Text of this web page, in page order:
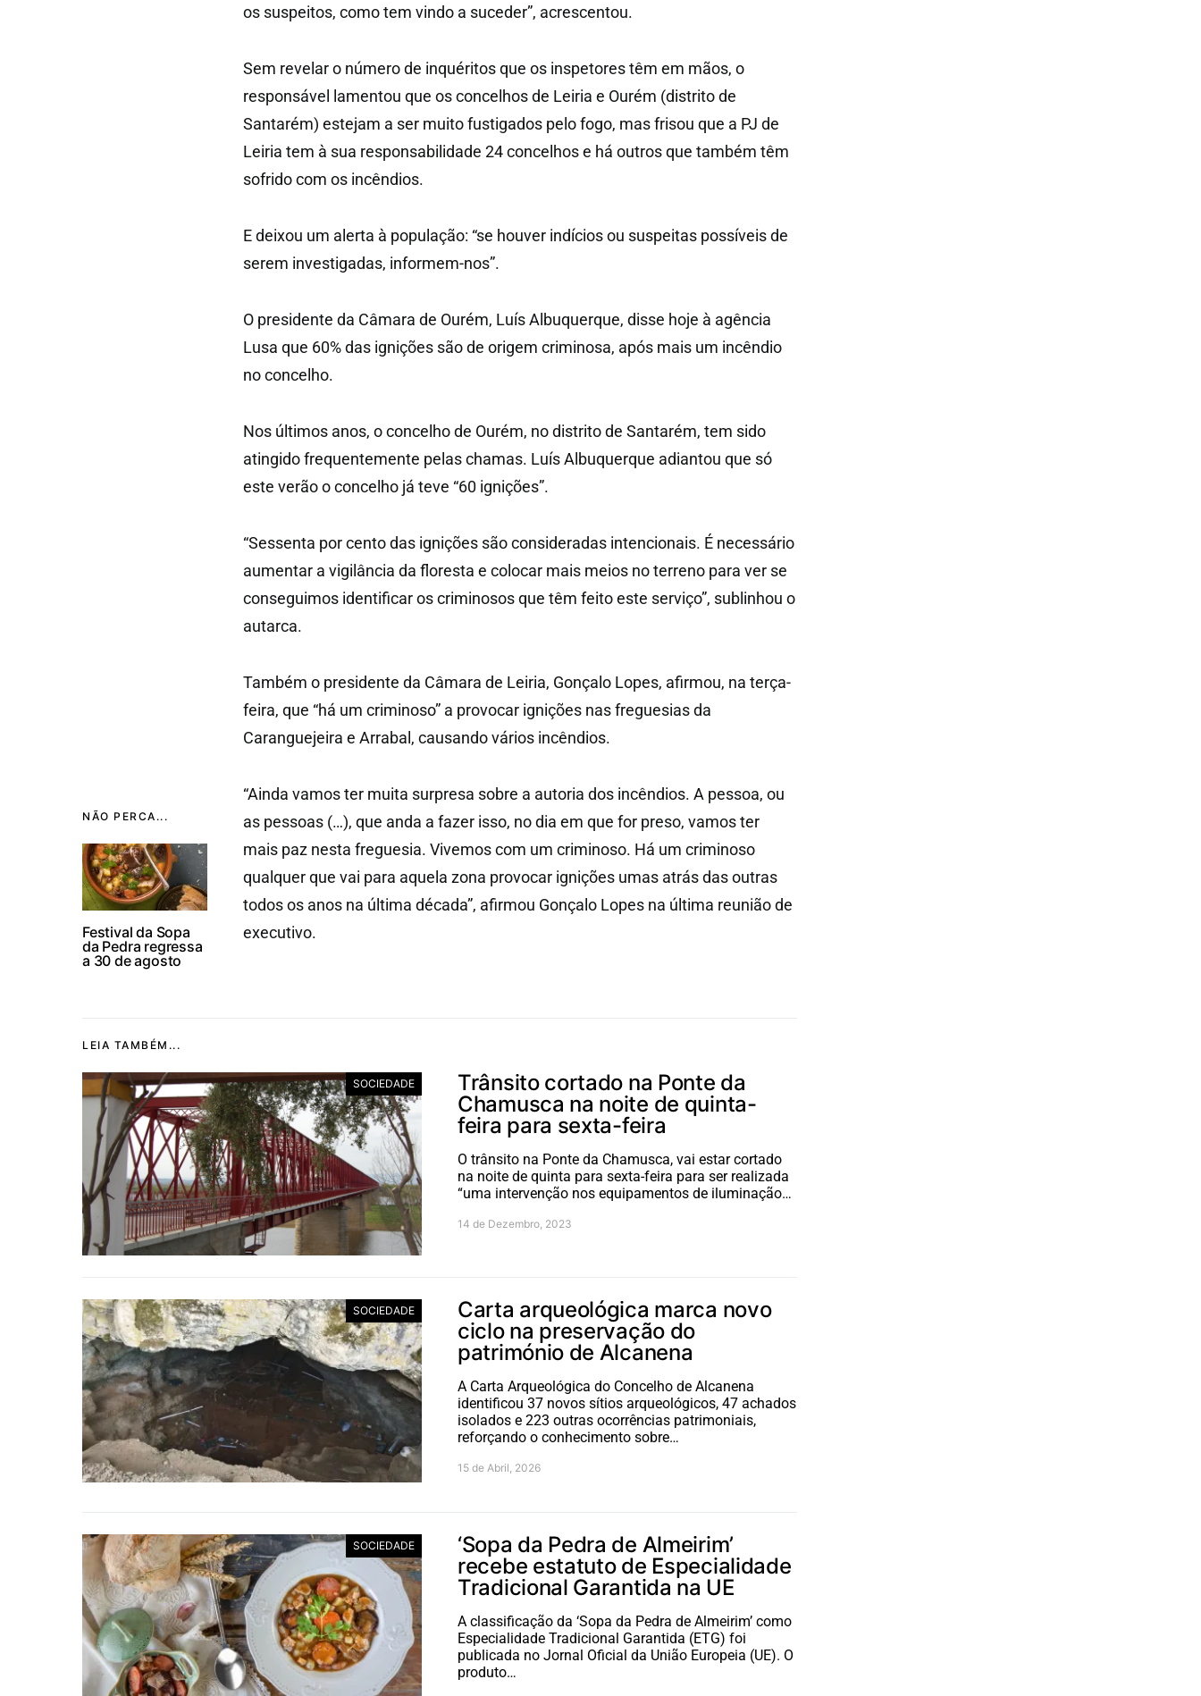
NÃO PERCA...
Festival da Sopa
da Pedra regressa
a 30 de agosto
os suspeitos, como tem vindo a suceder”, acrescentou.
Sem revelar o número de inquéritos que os inspetores têm em mãos, o
responsável lamentou que os concelhos de Leiria e Ourém (distrito de
Santarém) estejam a ser muito fustigados pelo fogo, mas frisou que a PJ de
Leiria tem à sua responsabilidade 24 concelhos e há outros que também têm
sofrido com os incêndios.
E deixou um alerta à população: “se houver indícios ou suspeitas possíveis de
serem investigadas, informem-nos”.
O presidente da Câmara de Ourém, Luís Albuquerque, disse hoje à agência
Lusa que 60% das ignições são de origem criminosa, após mais um incêndio
no concelho.
Nos últimos anos, o concelho de Ourém, no distrito de Santarém, tem sido
atingido frequentemente pelas chamas. Luís Albuquerque adiantou que só
este verão o concelho já teve “60 ignições”.
“Sessenta por cento das ignições são consideradas intencionais. É necessário
aumentar a vigilância da floresta e colocar mais meios no terreno para ver se
conseguimos identificar os criminosos que têm feito este serviço”, sublinhou o
autarca.
Também o presidente da Câmara de Leiria, Gonçalo Lopes, afirmou, na terça-
feira, que “há um criminoso” a provocar ignições nas freguesias da
Caranguejeira e Arrabal, causando vários incêndios.
“Ainda vamos ter muita surpresa sobre a autoria dos incêndios. A pessoa, ou
as pessoas (…), que anda a fazer isso, no dia em que for preso, vamos ter
mais paz nesta freguesia. Vivemos com um criminoso. Há um criminoso
qualquer que vai para aquela zona provocar ignições umas atrás das outras
todos os anos na última década”, afirmou Gonçalo Lopes na última reunião de
executivo.
LEIA TAMBÉM...
SOCIEDADE
Trânsito cortado na Ponte da
Chamusca na noite de quinta-
feira para sexta-feira
O trânsito na Ponte da Chamusca, vai estar cortado
na noite de quinta para sexta-feira para ser realizada
“uma intervenção nos equipamentos de iluminação…
14 de Dezembro, 2023
SOCIEDADE
Carta arqueológica marca novo
ciclo na preservação do
património de Alcanena
A Carta Arqueológica do Concelho de Alcanena
identificou 37 novos sítios arqueológicos, 47 achados
isolados e 223 outras ocorrências patrimoniais,
reforçando o conhecimento sobre…
15 de Abril, 2026
SOCIEDADE
‘Sopa da Pedra de Almeirim’
recebe estatuto de Especialidade
Tradicional Garantida na UE
A classificação da ‘Sopa da Pedra de Almeirim’ como
Especialidade Tradicional Garantida (ETG) foi
publicada no Jornal Oficial da União Europeia (UE). O
produto…